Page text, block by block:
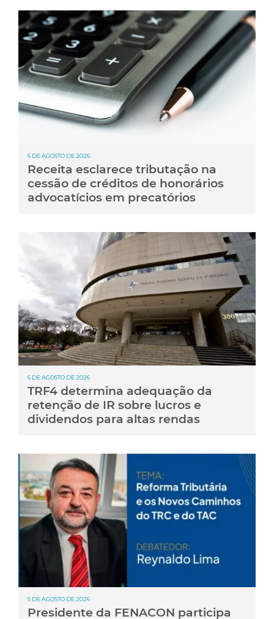
6 DE AGOSTO DE 2026
Receita esclarece tributação na
cessão de créditos de honorários
advocatícios em precatórios
6 DE AGOSTO DE 2026
TRF4 determina adequação da
retenção de IR sobre lucros e
dividendos para altas rendas
5 DE AGOSTO DE 2026
Presidente da FENACON participa